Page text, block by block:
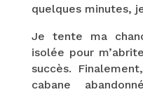
quelques minutes,
Je tente ma
isolée pour
succès.
cabane